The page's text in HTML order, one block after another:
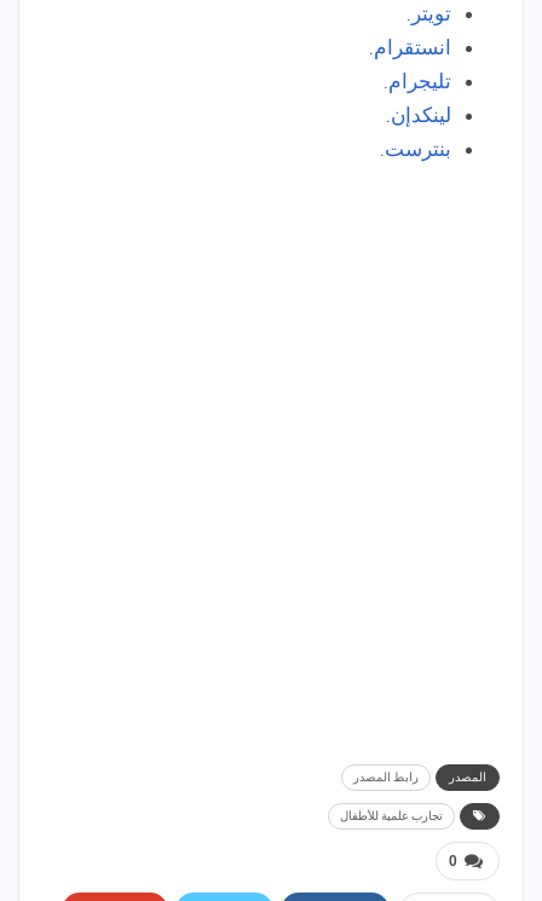
تويتر .
انستقرام.
تليجرام.
لينكدإن.
بنترست.
المصدر رابط المصدر
تجارب علمية للأطفال
0